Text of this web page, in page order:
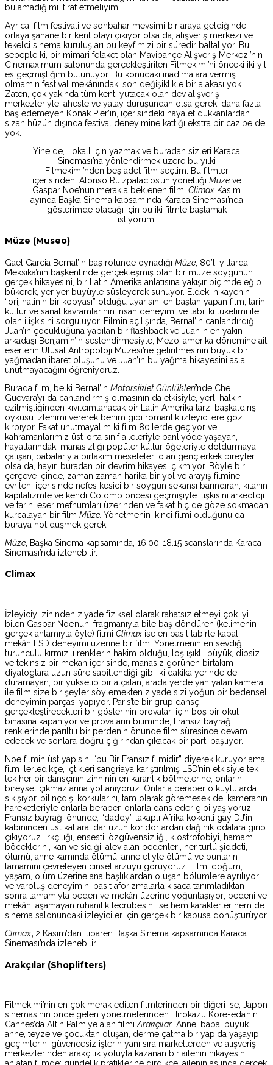
bulamadığımı itiraf etmeliyim.
Ayrıca, film festivali ve sonbahar mevsimi bir araya geldiğinde
ortaya şahane bir kent olayı çıkıyor olsa da, alışveriş merkezi ve
tekelci sinema kuruluşları bu keyfimizi bir süredir baltalıyor. Bu
sebeple ki, bir mimari felaket olan Mavibahçe Alışveriş Merkezi’nin
Cinemaximum salonunda gerçekleştirilen Filmekimi’ni önceki iki yıl
es geçmişliğim bulunuyor. Bu konudaki inadıma ara vermiş
olmamın festival mekânındaki son değişiklikle bir alakası yok.
Zaten, çok yakında tüm kenti yutacak olan dev alışveriş
merkezleriyle, aheste ve yatay duruşundan olsa gerek, daha fazla
baş edemeyen Konak Pier’in, içerisindeki hayalet dükkanlardan
sızan hüzün dışında festival deneyimine kattığı ekstra bir cazibe de
yok.
Yine de, Lokall için yazmak ve buradan sizleri Karaca
Sineması’na yönlendirmek üzere bu yılki
Filmekimi’nden beş adet film seçtim. Bu filmler
içerisinden, Alonso Ruizpalacios’un yönettiği Müzeve
Gaspar Noe’nun merakla beklenen filmi Climax Kasım
ayında Başka Sinema kapsamında Karaca Sineması’nda
gösterimde olacağı için bu iki filmle başlamak
istiyorum.
Müze (Museo)
Gael Garcia Bernal’in baş rolünde oynadığı Müze , 80’li yıllarda
Meksika’nın başkentinde gerçekleşmiş olan bir müze soygunun
gerçek hikayesini, bir Latin Amerika anlatısına yakışır biçimde eğip
bükerek, yer yer büyüyle süsleyerek sunuyor. Eldeki hikayenin
“orijinalinin bir kopyası” olduğu uyarısını en baştan yapan film; tarih,
kültür ve sanat kavramlarının insan deneyimi ve tabii ki tüketimi ile
olan ilişkisini sorguluyor. Filmin açılışında, Bernal’in canlandırdığı
Juan’ın çocukluğuna yapılan bir flashback ve Juan’ın en yakın
arkadaşı Benjamin’in seslendirmesiyle, Mezo-amerika dönemine ait
eserlerin Ulusal Antropoloji Müzesi’ne getirilmesinin büyük bir
yağmadan ibaret oluşunu ve Juan’ın bu yağma hikayesini asla
unutmayacağını öğreniyoruz.
Burada film, belki Bernal’in Motorsiklet Günlükleri’nde Che
Guevara’yı da canlandırmış olmasının da etkisiyle, yerli halkın
ezilmişliğinden kıvılcımlanacak bir Latin Amerika tarzı başkaldırış
öyküsü izlenimi vererek benim gibi romantik izleyicilere göz
kırpıyor. Fakat unutmayalım ki film 80’lerde geçiyor ve
kahramanlarımız üst-orta sınıf aileleriyle banliyöde yaşayan,
hayatlarındaki manasızlığı popüler kültür öğeleriyle doldurmaya
çalışan, babalarıyla birtakım meseleleri olan genç erkek bireyler
olsa da, hayır, buradan bir devrim hikayesi çıkmıyor. Böyle bir
çerçeve içinde, zaman zaman harika bir yol ve arayış filmine
evrilen, içerisinde nefes kesici bir soygun sekansı barındıran, kıtanın
kapitalizmle ve kendi Colomb öncesi geçmişiyle ilişkisini arkeoloji
ve tarihi eser mefhumları üzerinden ve fakat hiç de göze sokmadan
kurcalayan bir film Müze. Yönetmenin ikinci filmi olduğunu da
buraya not düşmek gerek.
Müze , Başka Sinema kapsamında, 16.00-18.15 seanslarında Karaca
Sineması’nda izlenebilir.
Climax
İzleyiciyi zihinden ziyade fiziksel olarak rahatsız etmeyi çok iyi
bilen Gaspar Noe’nun, fragmanıyla bile baş döndüren (kelimenin
gerçek anlamıyla öyle) filmi Climax ise en basit tabirle kapalı
mekân LSD deneyimi üzerine bir film. Yönetmenin en sevdiği
turunculu kırmızılı renklerin hakim olduğu, loş ışıklı, büyük, dipsiz
ve tekinsiz bir mekan içerisinde, manasız görünen birtakım
diyaloglara uzun süre sabitlendiği gibi iki dakika yerinde de
duramayan, bir yükselip bir alçalan, arada yerde yan yatan kamera
ile film size bir şeyler söylemekten ziyade sizi yoğun bir bedensel
deneyimin parçası yapıyor. Paris’te bir grup dansçı,
gerçekleştirecekleri bir gösterinin provaları için boş bir okul
binasına kapanıyor ve provaların bitiminde, Fransız bayrağı
renklerinde parıltılı bir perdenin önünde film süresince devam
edecek ve sonlara doğru çığırından çıkacak bir parti başlıyor.
Noe filmin üst yapısını “bu Bir Fransız filmidir” diyerek kuruyor ama
film ilerledikçe, içtikleri sangriaya karıştırılmış LSD’nin etkisiyle tek
tek her bir dansçının zihninin en karanlık bölmelerine, onların
bireysel çıkmazlarına yollanıyoruz. Onlarla beraber o kuytularda
sıkışıyor, bilinçdışı korkularını, tam olarak göremesek de, kameranın
hareketleriyle onlarla beraber, onlarla dans eder gibi yaşıyoruz.
Fransız bayrağı önünde, “daddy” lakaplı Afrika kökenli gay DJ’in
kabininden üst katlara, dar uzun koridorlardan dağınık odalara girip
çıkıyoruz. Irkçılığı, ensesti, özgüvensizliği, klostrofobiyi, hamam
böceklerini, kan ve sidiği, alev alan bedenleri, her türlü şiddeti,
ölümü, anne karnında ölümü, anne eliyle ölümü ve bunların
tamamını çevreleyen cinsel arzuyu görüyoruz. Film; doğum,
yaşam, ölüm üzerine ana başlıklardan oluşan bölümlere ayrılıyor
ve varoluş deneyimini basit aforizmalarla kısaca tanımladıktan
sonra tamamıyla beden ve mekân üzerine yoğunlaşıyor; bedeni ve
mekânı aşamayan ruhanilik tecrübesini ise hem karakterler hem de
sinema salonundaki izleyiciler için gerçek bir kabusa dönüştürüyor.
Climax, 2 Kasım’dan itibaren Başka Sinema kapsamında Karaca
Sineması’nda izlenebilir.
Arakçılar (Shoplifters)
Filmekimi’nin en çok merak edilen filmlerinden bir diğeri ise, Japon
sinemasının önde gelen yönetmelerinden Hirokazu Kore-eda’nın
Cannes’da Altın Palmiye alan filmiArakçılar. Anne, baba, büyük
anne, teyze ve çocuktan oluşan, derme çatma bir yapıda yaşayıp
geçimlerini güvencesiz işlerin yanı sıra marketlerden ve alışveriş
merkezlerinden arakçılık yoluyla kazanan bir ailenin hikayesini